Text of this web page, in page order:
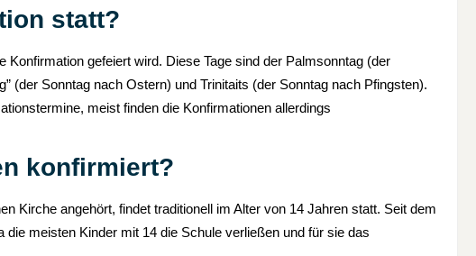
statt?
Konfirmation gefeiert wird. Diese Tage sind der Palmsonntag (der
(der Sonntag nach Ostern) und Trinitaits (der Sonntag nach Pfingsten).
meist finden die Konfirmationen allerdings
konfirmiert?
Kirche angehört, findet traditionell im Alter von 14 Jahren statt. Seit dem
meisten Kinder mit 14 die Schule verließen und für sie das